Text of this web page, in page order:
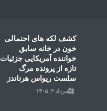
کشف لکه های احتمالی
خون در خانه سابق
خواننده آمریکایی جزئیات
تازه از پرونده مرگ
سلست ریواس هرناندز
مرداد ۲, ۱۴۰۵